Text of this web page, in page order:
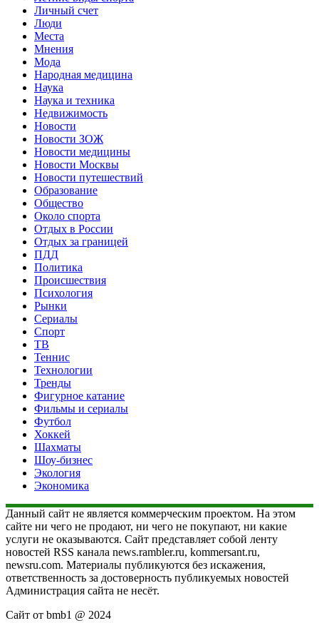
Личный счет
Люди
Места
Мнения
Мода
Народная медицина
Наука
Наука и техника
Недвижимость
Новости
Новости ЗОЖ
Новости медицины
Новости Москвы
Новости путешествий
Образование
Общество
Около спорта
Отдых в России
Отдых за границей
ПДД
Политика
Происшествия
Психология
Рынки
Сериалы
Спорт
ТВ
Теннис
Технологии
Тренды
Фигурное катание
Фильмы и сериалы
Футбол
Хоккей
Шахматы
Шоу-бизнес
Экология
Экономика
Данный сайт не является коммерческим проектом. На этом
сайте ни чего не продают, ни чего не покупают, ни какие
услуги не оказываются. Сайт представляет собой ленту
новостей RSS канала news.rambler.ru, kommersant.ru,
newsru.com. Материалы публикуются без искажения,
ответственность за достоверность публикуемых новостей
Администрация сайта не несёт.
Сайт от bmb1 @ 2024